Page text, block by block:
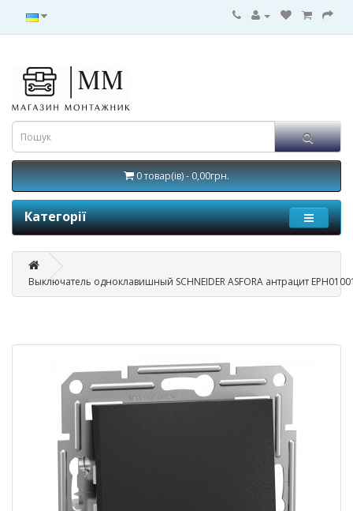
0 товар(ів) - 0,00грн.
Категорії
Выключатель одноклавишный SCHNEIDER ASFORA антрацит